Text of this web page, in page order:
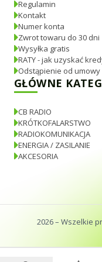
Regulamin
Kontakt
Numer konta
Zwrot towaru do 30 dni
Wysyłka gratis
RATY - jak uzyskać
Odstąpienie od umowy
GŁÓWNE
CB RADIO
KRÓTKOFALARSTWO
RADIOKOMUNIKACJA
ENERGIA / ZASILANIE
AKCESORIA
2026– Wszelkie